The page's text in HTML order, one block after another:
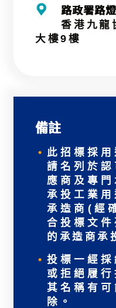
路政署路
香港九龍
大樓9樓
備註
此招標採
請名列於
應商及專
承投工業
承造商(經
合投標文
的承造商承
投標一經
或拒絕履行
其名稱有可
除。